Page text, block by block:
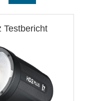
Testbericht